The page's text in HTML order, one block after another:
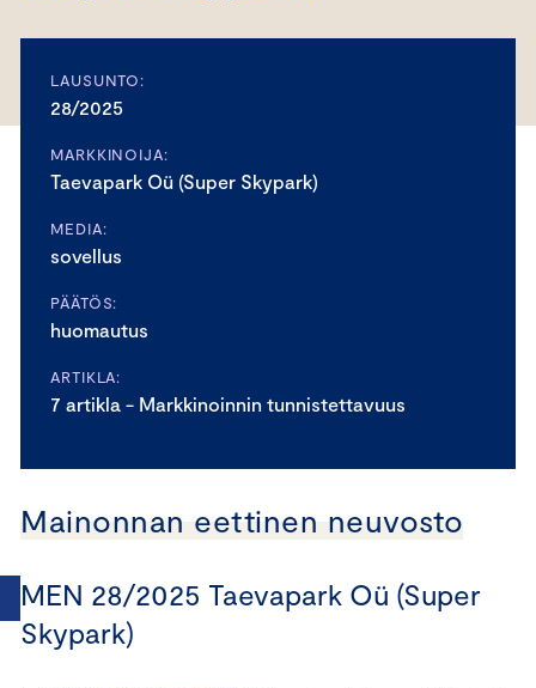
LAUSUNTO:
28/2025
MARKKINOIJA:
Taevapark Oü (Super Skypark)
MEDIA:
sovellus
PÄÄTÖS:
huomautus
ARTIKLA:
7 artikla - Markkinoinnin tunnistettavuus
Mainonnan eettinen neuvosto
MEN 28/2025 Taevapark Oü (Super
Skypark)